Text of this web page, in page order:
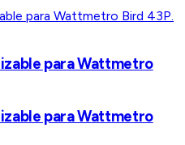
para Wattmetro
para Wattmetro